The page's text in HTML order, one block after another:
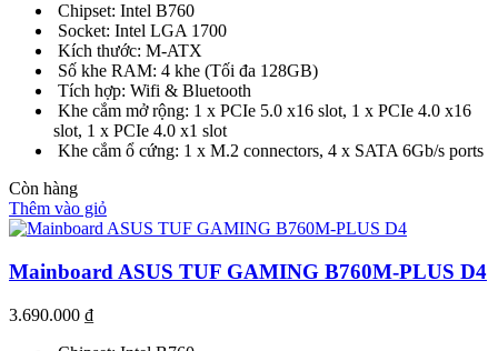
Chipset: Intel B760
Socket: Intel LGA 1700
Kích thước: M-ATX
Số khe RAM: 4 khe (Tối đa 128GB)
Tích hợp: Wifi & Bluetooth
Khe cắm mở rộng: 1 x PCIe 5.0 x16 slot, 1 x PCIe 4.0 x16
slot, 1 x PCIe 4.0 x1 slot
Khe cắm ổ cứng: 1 x M.2 connectors, 4 x SATA 6Gb/s ports
Còn hàng
Thêm vào giỏ
Mainboard ASUS TUF GAMING B760M-PLUS D4
3.690.000 ₫